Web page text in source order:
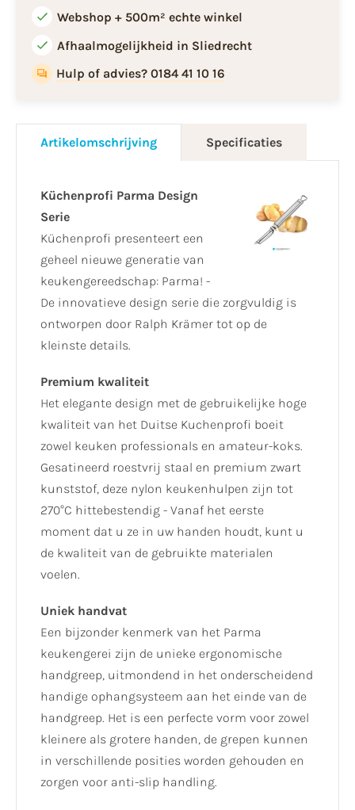
Webshop + 500m² echte winkel
Afhaalmogelijkheid in Sliedrecht
Hulp of advies? 0184 41 10 16
Artikelomschrijving Specificaties
Küchenprofi Parma Design
Serie
Küchenprofi presenteert een
geheel nieuwe generatie van
keukengereedschap: Parma! -
De innovatieve design serie die zorgvuldig is
ontworpen door Ralph Krämer tot op de
kleinste details.
Premium kwaliteit
Het elegante design met de gebruikelijke hoge
kwaliteit van het Duitse Kuchenprofi boeit
zowel keuken professionals en amateur-koks.
Gesatineerd roestvrij staal en premium zwart
kunststof, deze nylon keukenhulpen zijn tot
270°C hittebestendig - Vanaf het eerste
moment dat u ze in uw handen houdt, kunt u
de kwaliteit van de gebruikte materialen
voelen.
Uniek handvat
Een bijzonder kenmerk van het Parma
keukengerei zijn de unieke ergonomische
handgreep, uitmondend in het onderscheidend
handige ophangsysteem aan het einde van de
handgreep. Het is een perfecte vorm voor zowel
kleinere als grotere handen, de grepen kunnen
in verschillende posities worden gehouden en
zorgen voor anti-slip handling.